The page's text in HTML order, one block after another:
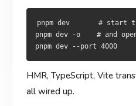
devtools: { enabled: true
modules: ['@pinia/nuxt',
这点配置就足够开工了。下一章
runtimeConfig 与 app.config
但到这一步已经可以写页面。
devtools: { enabled: true
modules: ['@pinia/nuxt',
這樣便足以開工。下一章會詳述
app.config 的分別、
開始寫頁面。
pnpm dev       # start
pnpm dev -o    # and
HMR, TypeScript, Vite
all wired up.